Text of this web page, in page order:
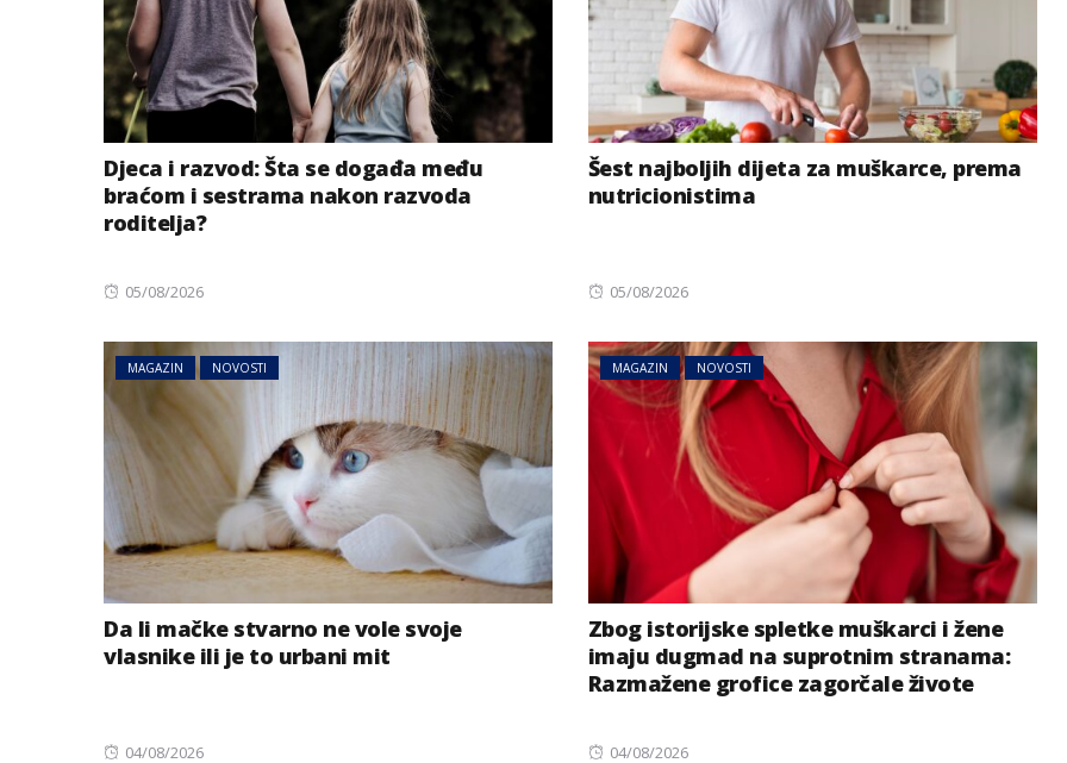
Djeca i razvod: Šta se događa među
braćom i sestrama nakon razvoda
roditelja?
Posted
05/08/2026
Šest najboljih dijeta za muškarce, prema
nutricionistima
Posted
05/08/2026
MAGAZIN NOVOSTI
Da li mačke stvarno ne vole svoje
vlasnike ili je to urbani mit
Posted
04/08/2026
MAGAZIN NOVOSTI
Zbog istorijske spletke muškarci i žene
imaju dugmad na suprotnim stranama:
Razmažene grofice zagorčale živote
Posted
04/08/2026